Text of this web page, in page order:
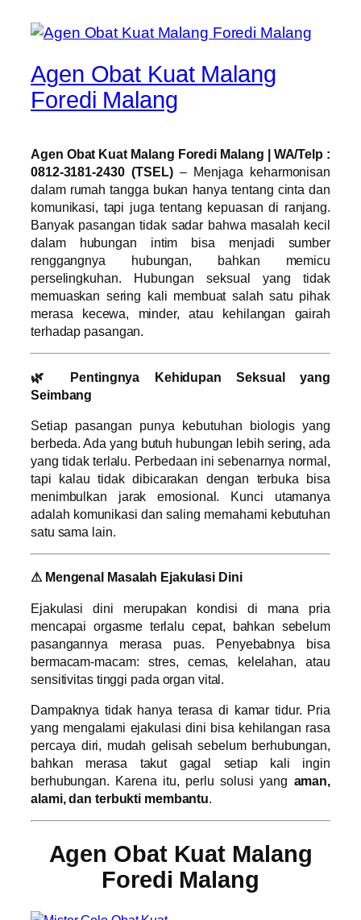
Agen Obat Kuat Malang
Foredi Malang
Agen Obat Kuat Malang Foredi Malang | WA/Telp :
0812-3181-2430 (TSEL)– Menjaga keharmonisan
dalam rumah tangga bukan hanya tentang cinta dan
komunikasi, tapi juga tentang kepuasan di ranjang.
Banyak pasangan tidak sadar bahwa masalah kecil
dalam hubungan intim bisa menjadi sumber
renggangnya hubungan, bahkan memicu
perselingkuhan. Hubungan seksual yang tidak
memuaskan sering kali membuat salah satu pihak
merasa kecewa, minder, atau kehilangan gairah
terhadap pasangan.
🌿 Pentingnya Kehidupan Seksual yang
Seimbang
Setiap pasangan punya kebutuhan biologis yang
berbeda. Ada yang butuh hubungan lebih sering, ada
yang tidak terlalu. Perbedaan ini sebenarnya normal,
tapi kalau tidak dibicarakan dengan terbuka bisa
menimbulkan jarak emosional. Kunci utamanya
adalah komunikasi dan saling memahami kebutuhan
satu sama lain.
⚠ Mengenal Masalah Ejakulasi Dini
Ejakulasi dini merupakan kondisi di mana pria
mencapai orgasme terlalu cepat, bahkan sebelum
pasangannya merasa puas. Penyebabnya bisa
bermacam-macam: stres, cemas, kelelahan, atau
sensitivitas tinggi pada organ vital.
Dampaknya tidak hanya terasa di kamar tidur. Pria
yang mengalami ejakulasi dini bisa kehilangan rasa
percaya diri, mudah gelisah sebelum berhubungan,
bahkan merasa takut gagal setiap kali ingin
berhubungan. Karena itu, perlu solusi yang aman,
alami, dan terbukti membantu.
Agen Obat Kuat Malang
Foredi Malang